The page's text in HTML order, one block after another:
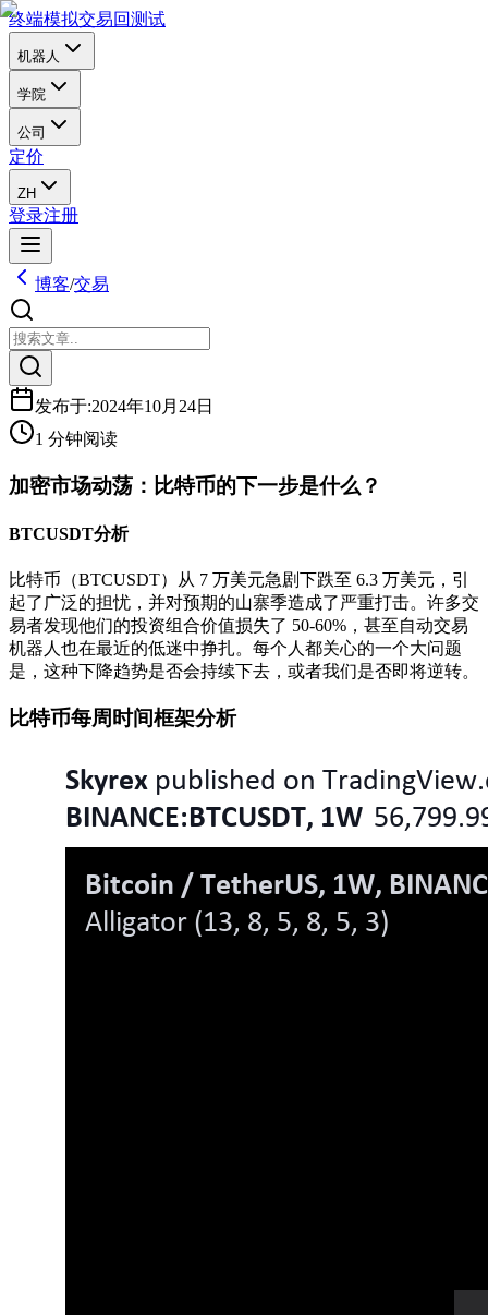
终端模拟交易回测试
机器人
学院
公司
定价
ZH
登录注册
博客/交易
发布于:2024年10月24日
1 分钟阅读
加密市场动荡：比特币的下一步是什么？
BTCUSDT分析
比特币（BTCUSDT）从 7 万美元急剧下跌至 6.3 万美元，引
起了广泛的担忧，并对预期的山寨季造成了严重打击。许多交
易者发现他们的投资组合价值损失了 50-60%，甚至自动交易
机器人也在最近的低迷中挣扎。每个人都关心的一个大问题
是，这种下降趋势是否会持续下去，或者我们是否即将逆转。
比特币每周时间框架分析